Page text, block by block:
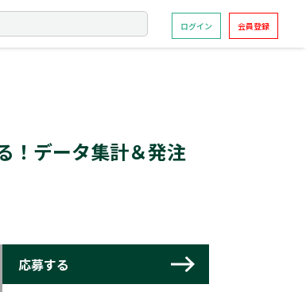
ログイン 会員登録
！データ集計＆発注